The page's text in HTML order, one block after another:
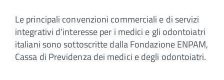
Le principali convenzioni commerciali e di servizi
integrativi d'interesse per i medici e gli odontoiatri
italiani sono sottoscritte dalla Fondazione ENPAM,
Cassa di Previdenza dei medici e degli odontoiatri.